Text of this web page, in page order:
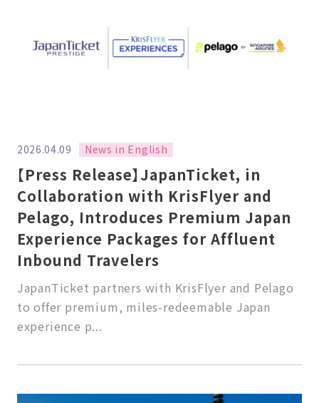
2026.04.09 News in English
【Press Release】JapanTicket, in
Collaboration with KrisFlyer and
Pelago, Introduces Premium Japan
Experience Packages for Affluent
Inbound Travelers
JapanTicket partners with KrisFlyer and Pelago
to offer premium, miles-redeemable Japan
experience p...